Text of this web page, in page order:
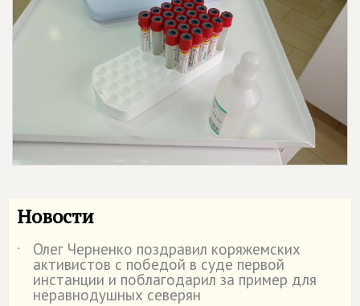
Новости
˙ Олег Черненко поздравил коряжемских
активистов с победой в суде первой
инстанции и поблагодарил за пример для
неравнодушных северян